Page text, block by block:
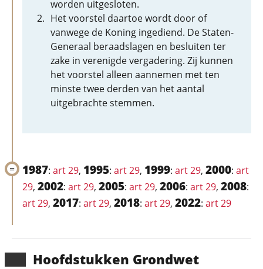
Hoofd­stukken Grondwet
worden uitgesloten.
Het voorstel daartoe wordt door of
vanwege de Koning ingediend. De Staten-
Generaal beraadslagen en besluiten ter
zake in verenigde vergadering. Zij kunnen
het voorstel alleen aannemen met ten
minste twee derden van het aantal
uitgebrachte stemmen.
1987: art 29, 1995: art 29, 1999: art 29, 2000: art
29, 2002: art 29, 2005: art 29, 2006: art 29, 2008:
art 29, 2017: art 29, 2018: art 29, 2022: art 29